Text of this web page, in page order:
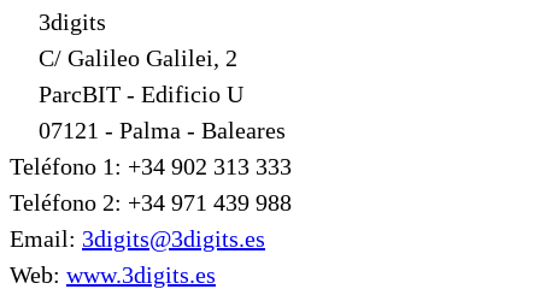
3digits
C/ Galileo Galilei, 2
ParcBIT - Edificio U
07121 - Palma - Baleares
Teléfono 1: +34 902 313 333
Teléfono 2: +34 971 439 988
Email: 3digits@3digits.es
Web: www.3digits.es